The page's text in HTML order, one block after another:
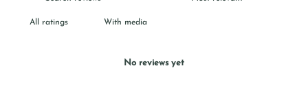
With media
No reviews yet